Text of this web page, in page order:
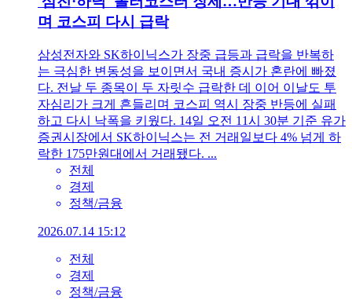
며 코스피 다시 급락
삼성전자와 SK하이닉스가 장중 급등과 급락을 반복하
는 극심한 변동성을 보이면서 국내 증시가 혼란에 빠졌
다. 전날 두 종목이 두 자릿수 급락한 데 이어 이날도 투
자심리가 크게 흔들리며 코스피 역시 장중 반등에 실패
하고 다시 낙폭을 키웠다. 14일 오전 11시 30분 기준 유가
증권시장에서 SK하이닉스는 전 거래일보다 4% 넘게 하
락한 175만원대에서 거래됐다. ...
전체
경제
정책/금융
2026.07.14 15:12
전체
경제
정책/금융